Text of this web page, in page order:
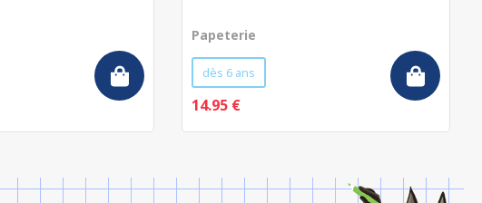
Papeterie
dès 6 ans
14.95 €